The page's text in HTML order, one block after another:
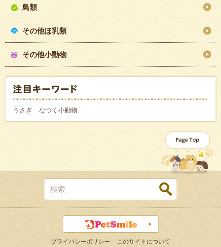
鳥類
その他ほ乳類
その他小動物
うさぎ なつく小動物
プライバシーポリシー このサイトについて